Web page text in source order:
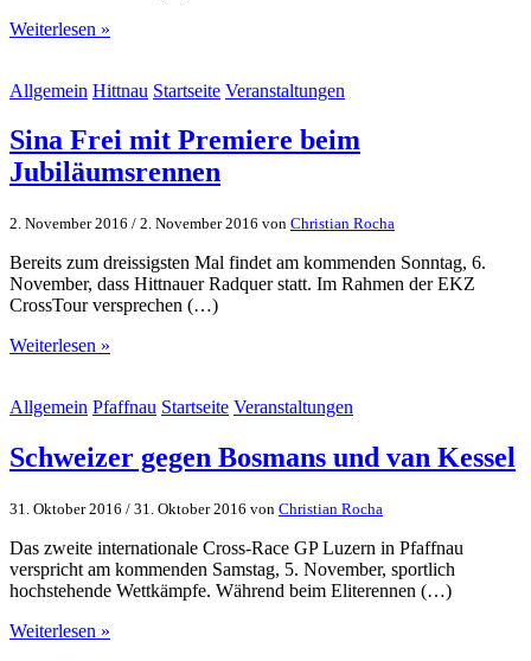
Weiterlesen »
Allgemein Hittnau Startseite Veranstaltungen
Sina Frei mit Premiere beim
Jubiläumsrennen
2. November 2016 / 2. November 2016 von Christian Rocha
Bereits zum dreissigsten Mal findet am kommenden Sonntag, 6.
November, dass Hittnauer Radquer statt. Im Rahmen der EKZ
CrossTour versprechen (…)
Weiterlesen »
Allgemein Pfaffnau Startseite Veranstaltungen
Schweizer gegen Bosmans und van Kessel
31. Oktober 2016 / 31. Oktober 2016 von Christian Rocha
Das zweite internationale Cross-Race GP Luzern in Pfaffnau
verspricht am kommenden Samstag, 5. November, sportlich
hochstehende Wettkämpfe. Während beim Eliterennen (…)
Weiterlesen »